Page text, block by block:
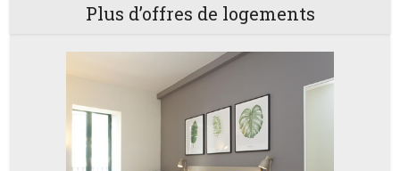
Plus d’offres de logements